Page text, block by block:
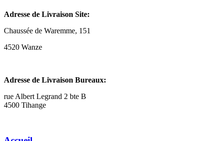
Adresse de Livraison Site:
Chaussée de Waremme, 151
4520 Wanze
Adresse de Livraison Bureaux:
rue Albert Legrand 2 bte B
4500 Tihange